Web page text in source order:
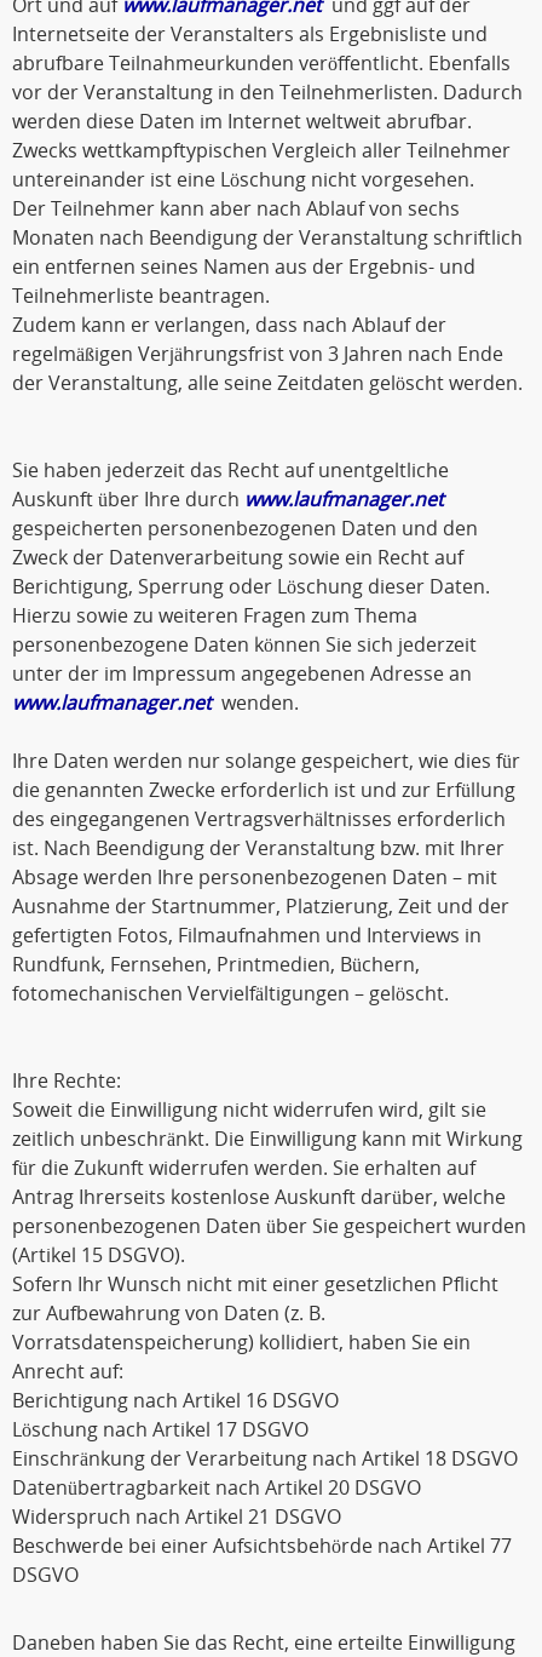
Internetseite der Veranstalters als Ergebnisliste und
abrufbare Teilnahmeurkunden veröffentlicht. Ebenfalls
vor der Veranstaltung in den Teilnehmerlisten. Dadurch
werden diese Daten im Internet weltweit abrufbar.
Zwecks wettkampftypischen Vergleich aller Teilnehmer
untereinander ist eine Löschung nicht vorgesehen.
Der Teilnehmer kann aber nach Ablauf von sechs
Monaten nach Beendigung der Veranstaltung schriftlich
ein entfernen seines Namen aus der Ergebnis- und
Teilnehmerliste beantragen.
Zudem kann er verlangen, dass nach Ablauf der
regelmäßigen Verjährungsfrist von 3 Jahren nach Ende
der Veranstaltung, alle seine Zeitdaten gelöscht werden.
Sie haben jederzeit das Recht auf unentgeltliche
Auskunft über Ihre durch www.laufmanager.net
gespeicherten personenbezogenen Daten und den
Zweck der Datenverarbeitung sowie ein Recht auf
Berichtigung, Sperrung oder Löschung dieser Daten.
Hierzu sowie zu weiteren Fragen zum Thema
personenbezogene Daten können Sie sich jederzeit
unter der im Impressum angegebenen Adresse an
www.laufmanager.netwenden.
Ihre Daten werden nur solange gespeichert, wie dies für
die genannten Zwecke erforderlich ist und zur Erfüllung
des eingegangenen Vertragsverhältnisses erforderlich
ist. Nach Beendigung der Veranstaltung bzw. mit Ihrer
Absage werden Ihre personenbezogenen Daten – mit
Ausnahme der Startnummer, Platzierung, Zeit und der
gefertigten Fotos, Filmaufnahmen und Interviews in
Rundfunk, Fernsehen, Printmedien, Büchern,
fotomechanischen Vervielfältigungen – gelöscht.
Ihre Rechte:
Soweit die Einwilligung nicht widerrufen wird, gilt sie
zeitlich unbeschränkt. Die Einwilligung kann mit Wirkung
für die Zukunft widerrufen werden. Sie erhalten auf
Antrag Ihrerseits kostenlose Auskunft darüber, welche
personenbezogenen Daten über Sie gespeichert wurden
(Artikel 15 DSGVO).
Sofern Ihr Wunsch nicht mit einer gesetzlichen Pflicht
zur Aufbewahrung von Daten (z. B.
Vorratsdatenspeicherung) kollidiert, haben Sie ein
Anrecht auf:
Berichtigung nach Artikel 16 DSGVO
Löschung nach Artikel 17 DSGVO
Einschränkung der Verarbeitung nach Artikel 18 DSGVO
Datenübertragbarkeit nach Artikel 20 DSGVO
Widerspruch nach Artikel 21 DSGVO
Beschwerde bei einer Aufsichtsbehörde nach Artikel 77
DSGVO
Daneben haben Sie das Recht, eine erteilte Einwilligung